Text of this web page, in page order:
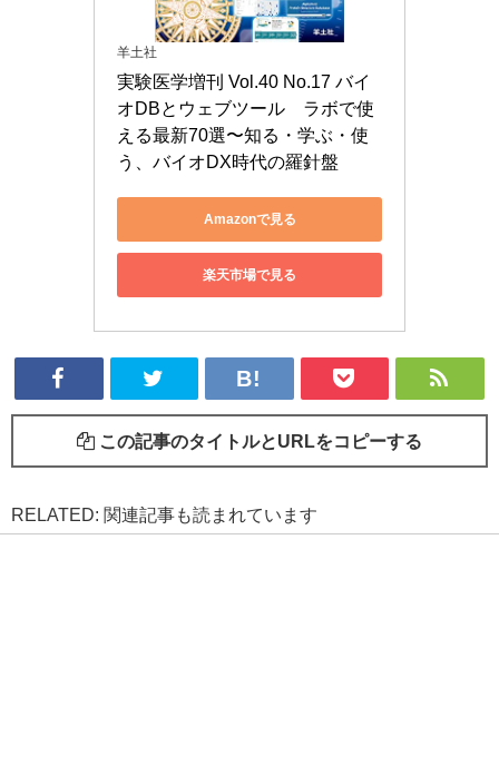
羊土社
実験医学増刊 Vol.40 No.17 バイ
オDBとウェブツール　ラボで使
える最新70選〜知る・学ぶ・使
う、バイオDX時代の羅針盤
Amazonで見る
楽天市場で見る
この記事のタイトルとURLをコピーする
RELATED: 関連記事も読まれています